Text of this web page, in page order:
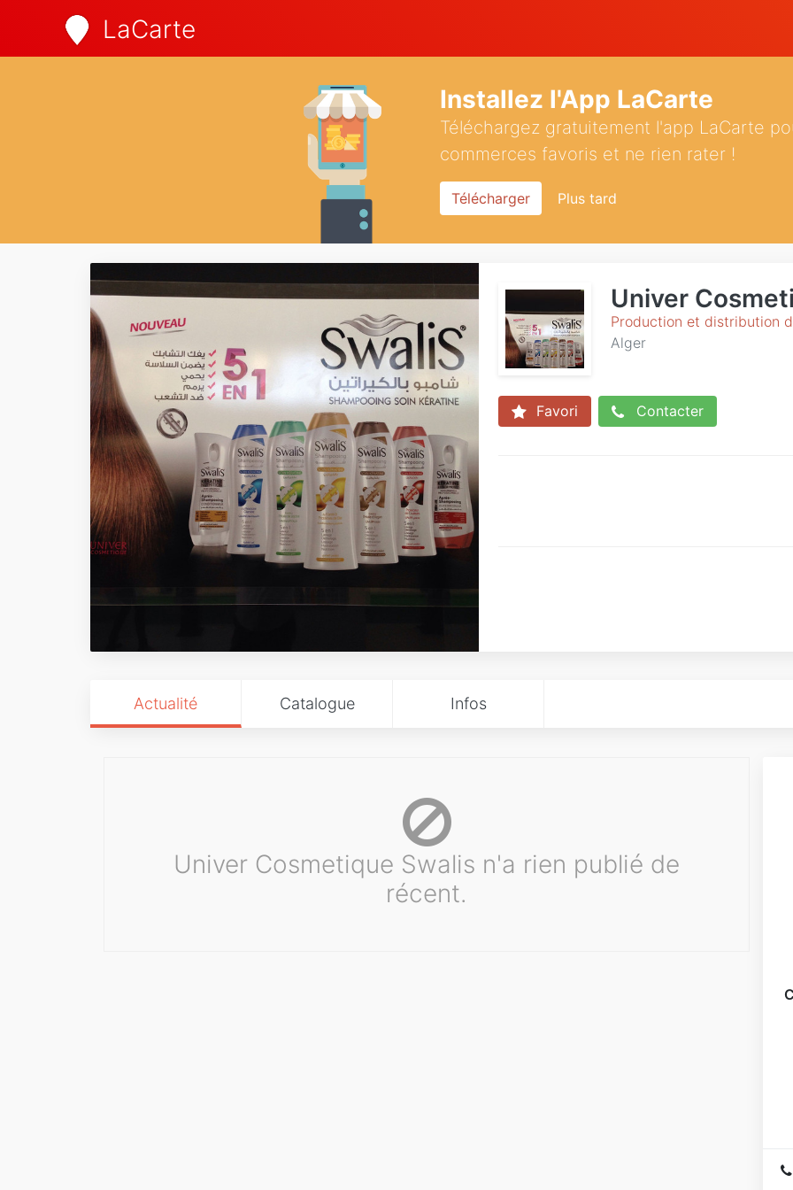
LaCarte
Installez l'App LaCarte
Téléchargez gratuitement l'app LaCarte
commerces favoris et ne rien rater !
Télécharger Plus tard
Univer
Production et distribution
Alger
Favori Contacter
Actualité Catalogue Infos
Univer Cosmetique Swalis n'a rien publié de
récent.